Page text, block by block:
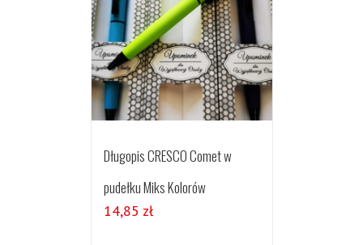
Długopis CRESCO Comet w
pudełku Miks Kolorów
14,85 zł